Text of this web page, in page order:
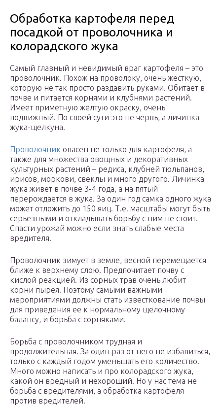
Обработка картофеля перед
посадкой от проволочника и
колорадского жука
Самый главный и невидимый враг картофеля – это
проволочник. Похож на проволоку, очень жесткую,
которую не так просто раздавить руками. Обитает в
почве и питается корнями и клубнями растений.
Имеет приметную желтую окраску, очень
подвижный. По своей сути это не червь, а личинка
жука-щелкуна.
Проволочник опасен не только для картофеля, а
также для множества овощных и декоративных
культурных растений – редиса, клубней тюльпанов,
ирисов, моркови, свеклы и много другого. Личинка
жука живет в почве 3-4 года, а на пятый
перерождается в жука. За один год самка одного жука
может отложить до 150 яиц. Т.е. масштабы могут быть
серьезными и откладывать борьбу с ним не стоит.
Спасти урожай можно если знать слабые места
вредителя.
Проволочник зимует в земле, весной перемещается
ближе к верхнему слою. Предпочитает почву с
кислой реакцией. Из сорных трав очень любит
корни пырея. Поэтому самыми важными
мероприятиями должны стать известкование почвы
для приведения ее к нормальному щелочному
балансу, и борьба с сорняками.
Борьба с проволочником трудная и
продолжительная. За один раз от него не избавиться,
только с каждый годом уменьшать его количество.
Много можно написать и про колорадского жука,
какой он вредный и нехороший. Но у нас тема не
борьба с вредителями, а обработка картофеля
против вредителей.